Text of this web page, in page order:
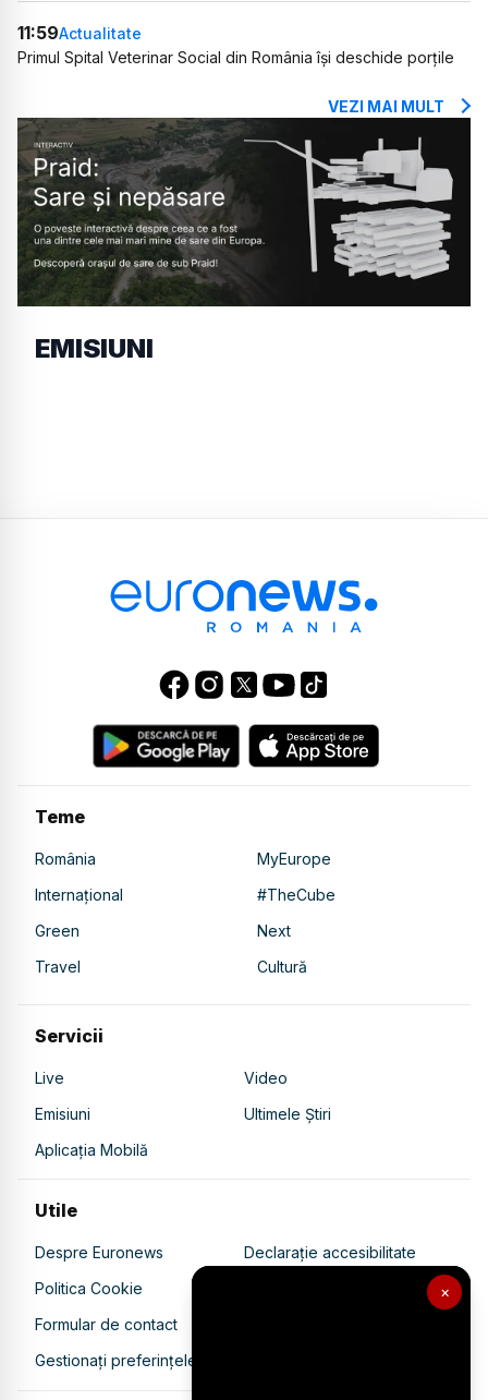
×
11:59Actualitate
Primul Spital Veterinar Social din România își deschide porțile
VEZI MAI MULT
EMISIUNI
Teme
România
MyEurope
Internațional
#TheCube
Green
Next
Travel
Cultură
Servicii
Live
Video
Emisiuni
Ultimele Știri
Aplicația Mobilă
Utile
Despre Euronews
Declarație accesibilitate
Politica Cookie
Politica de confidențialitate
Formular de contact
Gestionați preferințele